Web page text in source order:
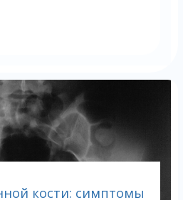
кости: симптомы